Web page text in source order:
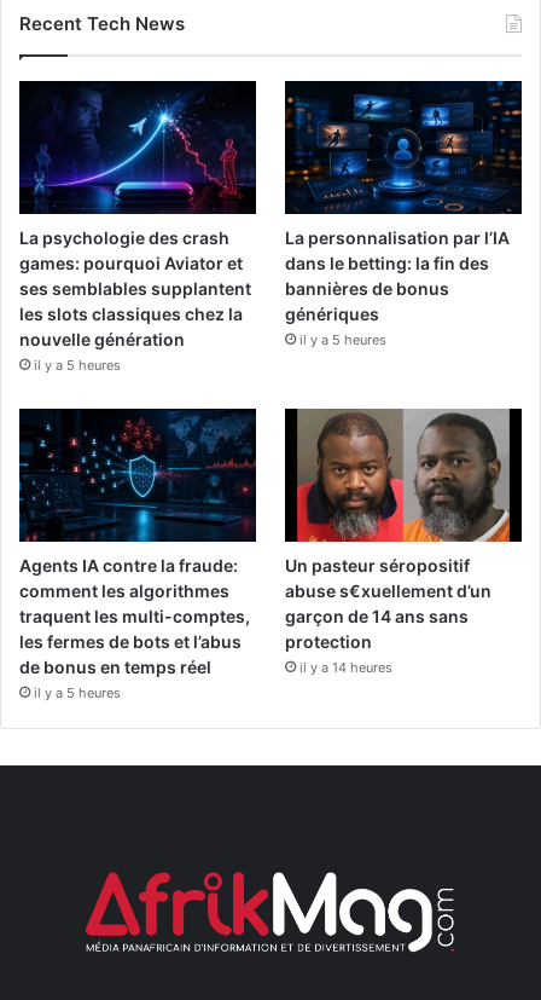
Recent Tech News
La psychologie des crash
games: pourquoi Aviator et
ses semblables supplantent
les slots classiques chez la
nouvelle génération
il y a 5 heures
La personnalisation par l’IA
dans le betting: la fin des
bannières de bonus
génériques
il y a 5 heures
Agents IA contre la fraude:
comment les algorithmes
traquent les multi-comptes,
les fermes de bots et l’abus
de bonus en temps réel
il y a 5 heures
Un pasteur séropositif
abuse s€xuellement d’un
garçon de 14 ans sans
protection
il y a 14 heures